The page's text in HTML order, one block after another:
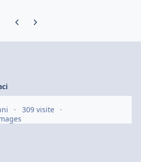
Previous carousel slide
Next carousel slide
309 visite